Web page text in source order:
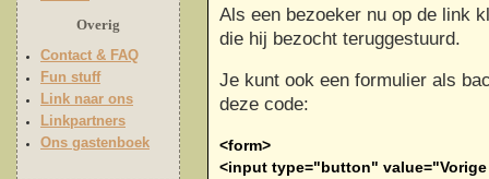
Als een bezoeker nu op de link
die hij bezocht teruggestuurd.
Je kunt ook een formulier als
deze code:
<form>
<input type="button"
Overig
Contact & FAQ
Fun stuff
Link naar ons
Linkpartners
Ons gastenboek